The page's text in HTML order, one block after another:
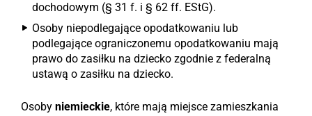
dochodowym (§ 31 f. i § 62 ff. EStG).
Osoby niepodlegające opodatkowaniu lub
podlegające ograniczonemu opodatkowaniu mają
prawo do zasiłku na dziecko zgodnie z federalną
ustawą o zasiłku na dziecko.
Osoby niemieckie, które mają miejsce zamieszkania